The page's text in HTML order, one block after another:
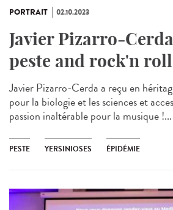
PORTRAIT 02.10.2023
Javier Pizarro-
peste and rock'n
Javier Pizarro-Cerda a reçu en
pour la biologie et les sciences et
passion inaltérable pour la musique !...
PESTE YERSINIOSES ÉPIDÉMIE